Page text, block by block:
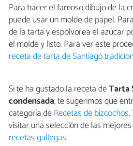
Para hacer el famoso dibujo de la
puede usar un molde de papel.
de la tarta y espolvorea el azúcar
el molde y listo. Para ver este
receta de tarta de Santiago
Si te ha gustado la receta deTarta
condensada, te sugerimos que
categoría deRecetas de bizcochos.
visitar una selección de las mejores
recetas gallegas.